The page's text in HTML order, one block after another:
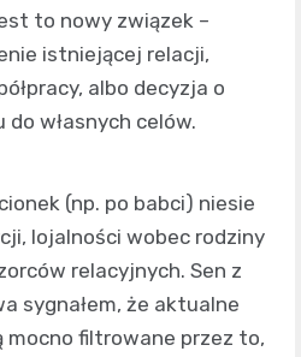
to nowy związek –
istniejącej relacji,
albo decyzja o
własnych celów.
(np. po babci) niesie
lojalności wobec rodziny
relacyjnych. Sen z
sygnałem, że aktualne
mocno filtrowane przez to,